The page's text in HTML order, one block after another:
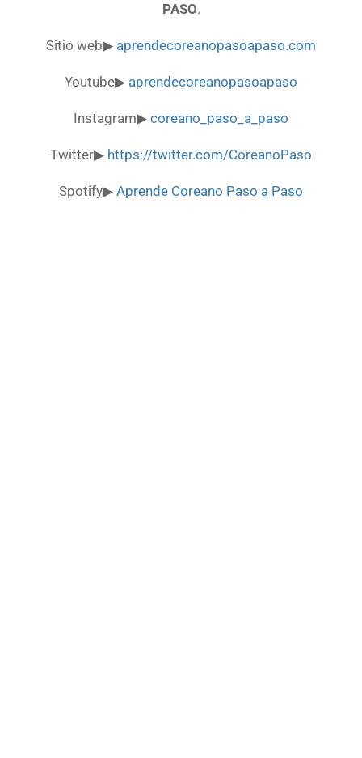
PASO.
Sitio web▶ aprendecoreanopasoapaso.com
Youtube▶ aprendecoreanopasoapaso
Instagram▶ coreano_paso_a_paso
Twitter▶ https://twitter.com/CoreanoPaso
Spotify▶ Aprende Coreano Paso a Paso